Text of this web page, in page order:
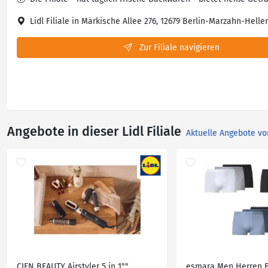
Lidl Filiale in Märkische Allee 276, 12679 Berlin-Marzahn-
Zur Filiale navigieren
Angebote in dieser Lidl Filiale Aktuelle Angebote